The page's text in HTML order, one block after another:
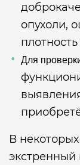
опухоли,
Для
В
экстренный